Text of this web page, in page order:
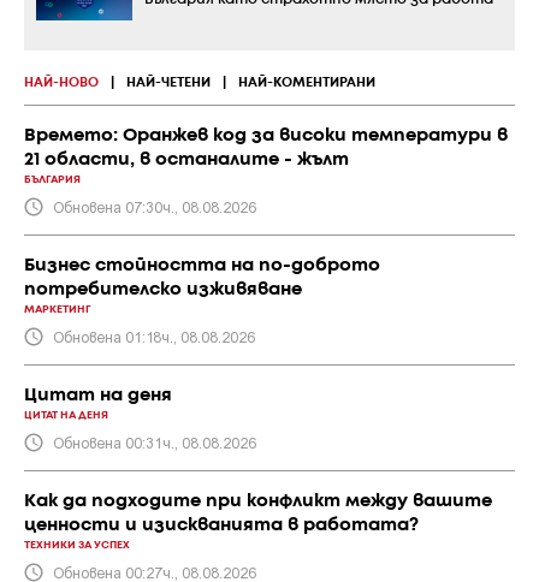
НАЙ-НОВО НАЙ-ЧЕТЕНИ НАЙ-КОМЕНТИРАНИ
Времето: Оранжев код за високи температури в
21 области, в останалите - жълт
БЪЛГАРИЯ
Обновена 07:30ч., 08.08.2026
Бизнес стойността на по-доброто
потребителско изживяване
МАРКЕТИНГ
Обновена 01:18ч., 08.08.2026
Цитат на деня
ЦИТАТ НА ДЕНЯ
Обновена 00:31ч., 08.08.2026
Как да подходите при конфликт между вашите
ценности и изискванията в работата?
ТЕХНИКИ ЗА УСПЕХ
Обновена 00:27ч., 08.08.2026